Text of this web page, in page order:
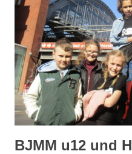
BJMM u12 und